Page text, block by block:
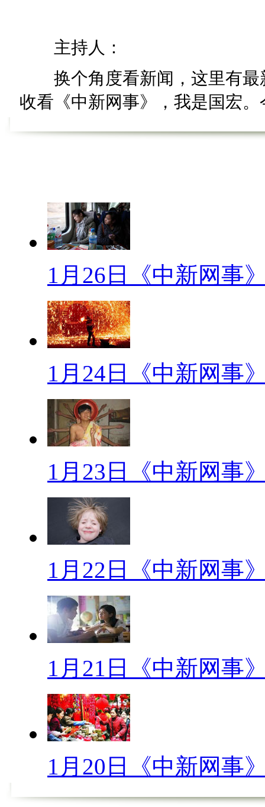
主持人：
换个角度看新闻，这里有最
收看《中新网事》，我是国宏
单位春晚不搞了，咱还有自
一年如何脱单;音乐达人办小型
则凑在一起，拼拿手菜，品美
【手机电量焦虑症】
早上发现手机电量显示不是
很焦虑。如果电量显示已经变
生命的紧迫感……以上种种表现
【地铁裸男】
北京地铁十号线由于一组裸
非常大，图中的裸睡男子被疑
友纷纷转发此微博并提醒各位
【未输给时光的老照片】
日前上海《新民晚报》开展
美女照片格外引人注意：没有
照片是其已故祖母，1923年出
青涩与缅腆和风华正茂时的婀
【网事观察】
小样儿，摘掉眼镜我就不认
【口播】想起很多年前啊，
型，为了能让爸妈给我配一副
金睛给弄成了假性近视，心满
弄巧成拙，假戏成真，这眼镜
镜。那说了这么多，您也看了
1月26日《中新网事
1月24日《中新网事
1月23日《中新网事
1月22日《中新网事
1月21日《中新网事
1月20日《中新网事